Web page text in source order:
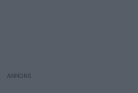
ANNONS